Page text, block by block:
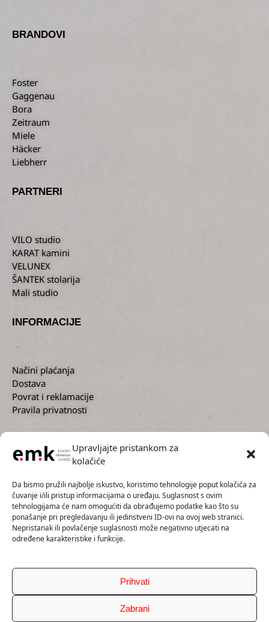
Upravljajte pristankom za
kolačiće
Da bismo pružili najbolje iskustvo, koristimo tehnologije poput kolačića za
čuvanje i/ili pristup informacijama o uređaju. Suglasnost s ovim
tehnologijama će nam omogućiti da obrađujemo podatke kao što su
ponašanje pri pregledavanju ili jedinstveni ID-ovi na ovoj web stranici.
Nepristanak ili povlačenje suglasnosti može negativno utjecati na
određene karakteristike i funkcije.
Prihvati
Zabrani
BRANDOVI
Foster
Gaggenau
Bora
Zeitraum
Miele
Häcker
Liebherr
PARTNERI
VILO studio
KARAT kamini
VELUNEX
ŠANTEK stolarija
Mali studio
INFORMACIJE
Načini plaćanja
Dostava
Povrat i reklamacije
Pravila privatnosti
KORISNIČKA PODRŠKA
+385 1 2300 727
+385 91 5593 136
servis@emk.hr